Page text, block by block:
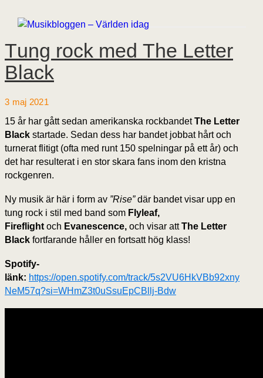
Tung rock med The Letter
Black
3 maj 2021
15 år har gått sedan amerikanska rockbandetThe Letter
Black startade. Sedan dess har bandet jobbat hårt och
turnerat flitigt (ofta med runt 150 spelningar på ett år) och
det har resulterat i en stor skara fans inom den kristna
rockgenren.
Ny musik är här i form av ”Rise”där bandet visar upp en
tung rock i stil med band som Flyleaf,
Fireflight och Evanescence, och visar attThe Letter
Black fortfarande håller en fortsatt hög klass!
Spotify-
länk: https://open.spotify.com/track/5s2VU6HkVBb92xny
NeM57q?si=WHmZ3t0uSsuEpCBllj-Bdw